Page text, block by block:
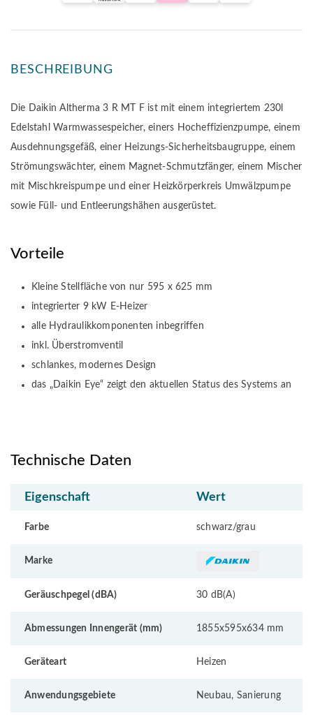
BESCHREIBUNG
Die Daikin Altherma 3 R MT F ist mit einem integriertem 230l
Edelstahl Warmwassespeicher, einers Hocheffizienzpumpe, einem
Ausdehnungsgefäß, einer Heizungs-Sicherheitsbaugruppe, einem
Strömungswächter, einem Magnet-Schmutzfänger, einem Mischer
mit Mischkreispumpe und einer Heizkörperkreis Umwälzpumpe
sowie Füll- und Entleerungshähen ausgerüstet.
Vorteile
Kleine Stellfläche von nur 595 x 625 mm
integrierter 9 kW E-Heizer
alle Hydraulikkomponenten inbegriffen
inkl. Überstromventil
schlankes, modernes Design
das „Daikin Eye“ zeigt den aktuellen Status des Systems an
Technische Daten
Eigenschaft Wert
Farbe schwarz/grau
Marke
Geräuschpegel (dBA) 30 dB(A)
Abmessungen Innengerät (mm) 1855x595x634 mm
Geräteart Heizen
Anwendungsgebiete Neubau, Sanierung